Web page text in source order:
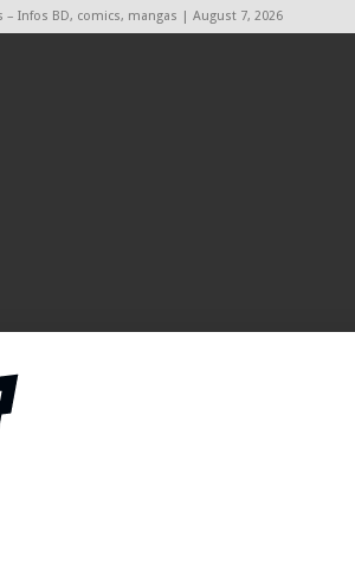
Infos BD, comics, mangas | August 7, 2026